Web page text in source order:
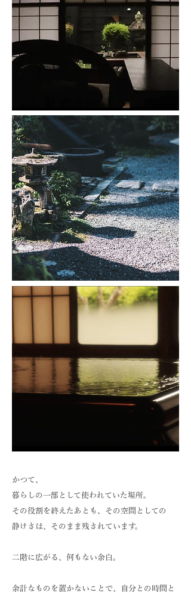
かつて、
暮らしの一部として使われていた場所。
その役割を終えたあとも、その空間としての
静けさは、そのまま残されています。
二階に広がる、何もない余白。
余計なものを置かないことで、自分との時間と